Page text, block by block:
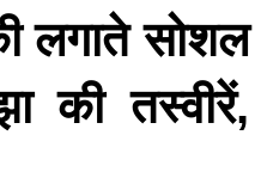
लगाते सोशल
की तस्वीरें,